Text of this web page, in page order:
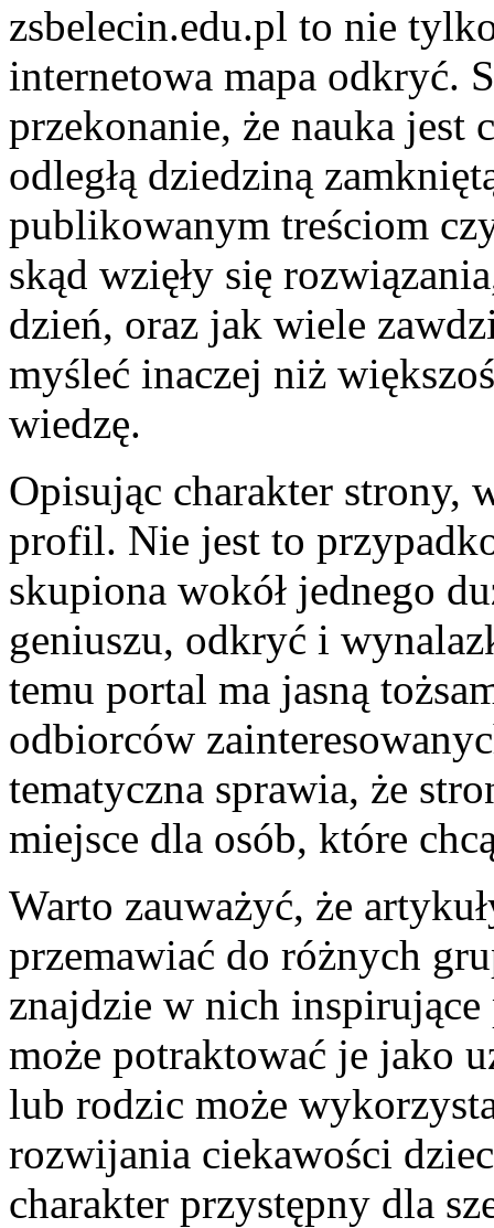
zsbelecin.edu.pl to nie
internetowa mapa odkryć.
przekonanie, że nauka jest
odległą dziedziną
publikowanym treściom
skąd wzięły się
dzień, oraz jak wiele
myśleć inaczej niż
wiedzę.
Opisując charakter strony,
profil. Nie jest to
skupiona wokół jednego
geniuszu, odkryć i
temu portal ma jasną
odbiorców
tematyczna sprawia, że
miejsce dla osób, które
Warto zauważyć, że
przemawiać do różnych
znajdzie w nich inspirujące
może potraktować je jako
lub rodzic może
rozwijania ciekawości
charakter przystępny dla